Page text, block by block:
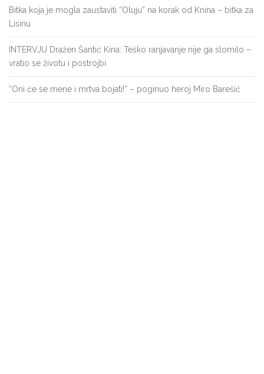
Bitka koja je mogla zaustaviti “Oluju” na korak od Knina – bitka za
Lisinu
INTERVJU Dražen Šantić Kina: Teško ranjavanje nije ga slomilo –
vratio se životu i postrojbi
“Oni će se mene i mrtva bojati!” – poginuo heroj Miro Barešić